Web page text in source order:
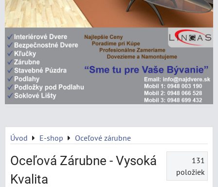
Úvod E-shop Oceľové zárubne
Oceľová Zárubne - Vysoká
Kvalita
131
položiek